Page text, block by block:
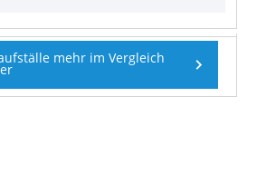
mehr im Vergleich